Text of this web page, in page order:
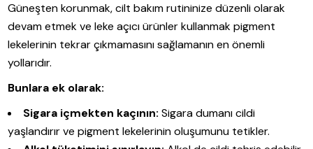
Güneşten korunmak, cilt bakım rutininize düzenli olarak
devam etmek ve leke açıcı ürünler kullanmak pigment
lekelerinin tekrar çıkmamasını sağlamanın en önemli
yollarıdır.
Bunlara ek olarak:
Sigara içmekten kaçının: Sigara dumanı cildi
yaşlandırır ve pigment lekelerinin oluşumunu tetikler.